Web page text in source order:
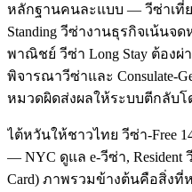
หลักฐานคนละแบบ — วีซ่าเที่ย
Standing วีซ่างานธุรกิจเน้น
พาณิชย์ วีซ่า Long Stay ต้อง
พิจารณาวีซ่าและ Consulate-
หมวดผิดส่งผลให้ระบบตีกลับโ
ไต้หวันให้ชาวไทย วีซ่า-Free
— NYC ดูแล e-วีซ่า, Resident
Card) ภาพรวมข้างต้นคือสิ่งที่